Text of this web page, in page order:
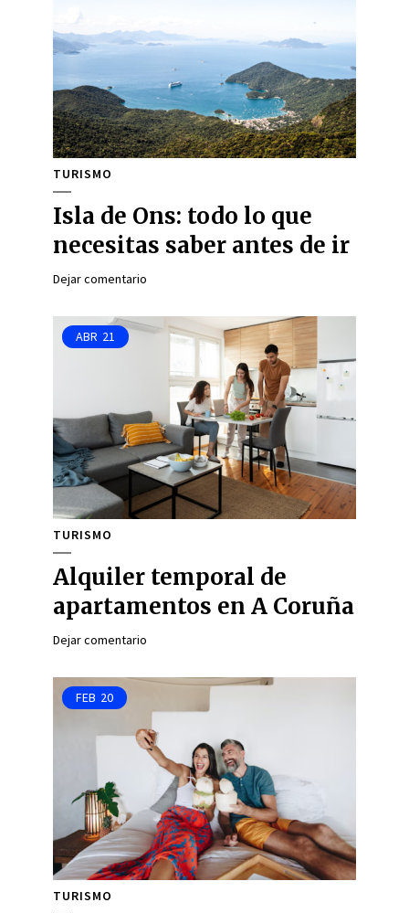
TURISMO
Isla de Ons: todo lo que
necesitas saber antes de ir
Dejar comentario
ABR 21
TURISMO
Alquiler temporal de
apartamentos en A Coruña
Dejar comentario
FEB 20
TURISMO